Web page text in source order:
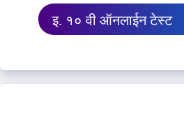
इ. १० वी ऑनलाईन टेस्ट